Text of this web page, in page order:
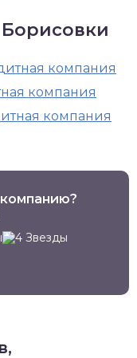
компания
компания
компания